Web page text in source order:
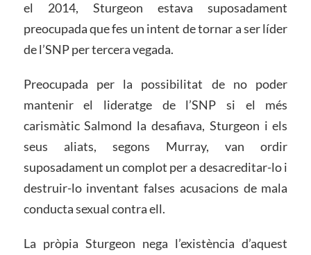
el 2014, Sturgeon estava suposadament
preocupada que fes un intent de tornar a ser líder
de l’SNP per tercera vegada.
Preocupada per la possibilitat de no poder
mantenir el lideratge de l’SNP si el més
carismàtic Salmond la desafiava, Sturgeon i els
seus aliats, segons Murray, van ordir
suposadament un complot per a desacreditar-lo i
destruir-lo inventant falses acusacions de mala
conducta sexual contra ell.
La pròpia Sturgeon nega l’existència d’aquest